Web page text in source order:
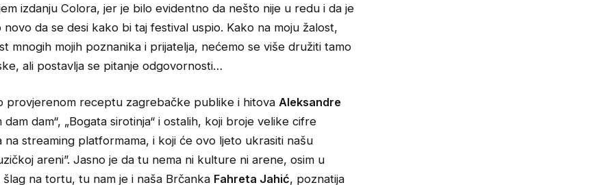
izdanju Colora, jer je bilo evidentno da nešto nije u redu i da je
da se desi kako bi taj festival uspio. Kako na moju žalost,
mnogih mojih poznanika i prijatelja, nećemo se više družiti tamo
ali postavlja se pitanje odgovornosti…
provjerenom receptu zagrebačke publike i hitovaAleksandre
dam dam“, „Bogata sirotinja“ i ostalih, koji broje velike cifre
na streaming platformama, i koji će ovo ljeto ukrasiti našu
areni”. Jasno je da tu nema ni kulture ni arene, osim u
šlag na tortu, tu nam je i naša Brčanka Fahreta Jahić, poznatija